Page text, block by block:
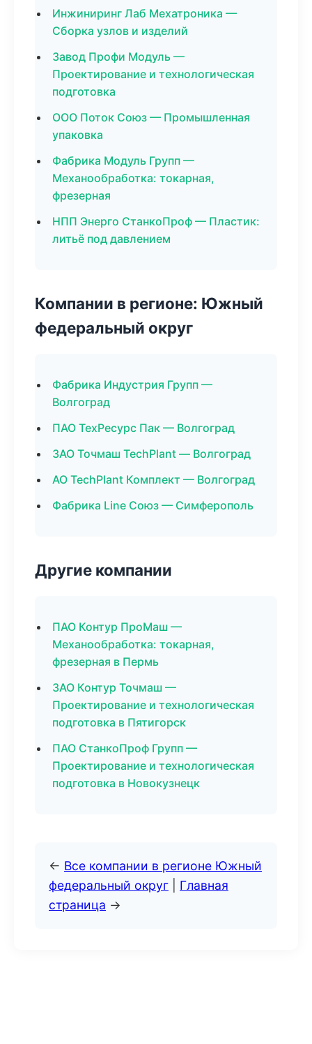
Инжиниринг Лаб Мехатроника —
Сборка узлов и изделий
Завод Профи Модуль —
Проектирование и технологическая
подготовка
ООО Поток Союз — Промышленная
упаковка
Фабрика Модуль Групп —
Механообработка: токарная,
фрезерная
НПП Энерго СтанкоПроф — Пластик:
литьё под давлением
Компании в регионе: Южный
федеральный округ
Фабрика Индустрия Групп —
Волгоград
ПАО ТехРесурс Пак — Волгоград
ЗАО Точмаш TechPlant — Волгоград
АО TechPlant Комплект — Волгоград
Фабрика Line Союз — Симферополь
Другие компании
ПАО Контур ПроМаш —
Механообработка: токарная,
фрезерная в Пермь
ЗАО Контур Точмаш —
Проектирование и технологическая
подготовка в Пятигорск
ПАО СтанкоПроф Групп —
Проектирование и технологическая
подготовка в Новокузнецк
← Все компании в регионе Южный
федеральный округ
Главная
страница →